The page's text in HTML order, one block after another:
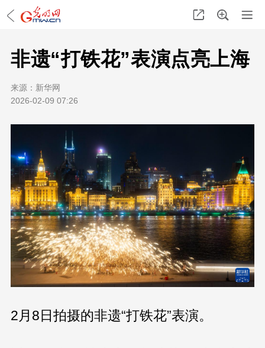
非遗“打铁花”表演点亮上海
来源： 新华网
2026-02-09 07:26
2月8日拍摄的非遗“打铁花”表演。